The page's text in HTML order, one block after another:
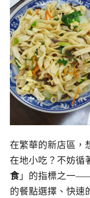
在繁華的新店區，
在地小吃？不妨循
食 」的指標之一
的餐點選擇、快速